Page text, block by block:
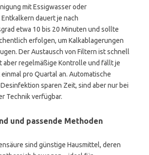
mit Essigwasser oder
dauert je nach
etwa 10 bis 20 Minuten und sollte
erfolgen, um Kalkablagerungen
Der Austausch von Filtern ist schnell
aber regelmäßige Kontrolle und fällt je
pro Quartal an. Automatische
sparen Zeit, sind aber nur bei
Technik verfügbar.
und passende Methoden
sind günstige Hausmittel, deren